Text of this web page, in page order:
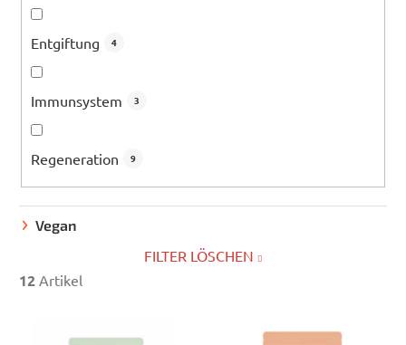
Entgiftung 4
Immunsystem 3
Regeneration 9
Vegan
FILTER LÖSCHEN
12 Artikel